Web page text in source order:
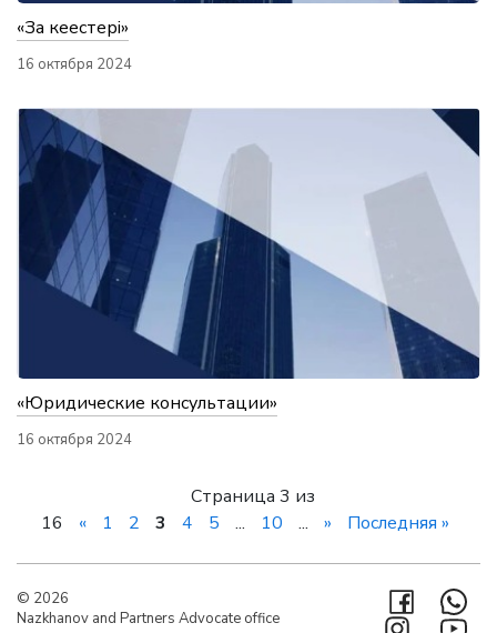
«Заң кеңестері»
16 октября 2024
«Юридические консультации»
16 октября 2024
Страница 3 из
16
« 1 2 3 4 5 ... 10 ... » Последняя »
© 2026
Nazkhanov and Partners Advocate office